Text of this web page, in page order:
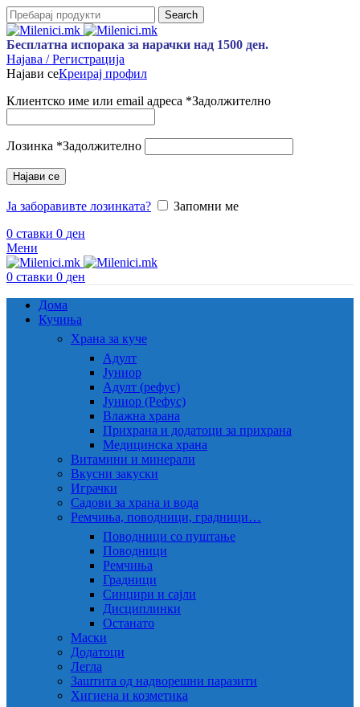
Search
Бесплатна испорака за нарачки над 1500 ден.
Најава / Регистрација
Најави сеКреирај профил
Клиентско име или email адреса *Задолжително
Лозинка *Задолжително
Најави се
Ја заборавивте лозинката?
Запомни ме
0 ставки 0 ден
Мени
0 ставки 0 ден
Дома
Кучиња
Храна за куче
Адулт
Јуниор
Адулт (рефус)
Јуниор (Рефус)
Влажна храна
Прихрана и додатоци за прихрана
Медицинска храна
Витамини и минерали
Вкусни закуски
Играчки
Садови за храна и вода
Ремчиња, поводници, градници…
Поводници со пуштање
Поводници
Ремчиња
Градници
Синџири и сајли
Дисциплинки
Останато
Маски
Додатоци
Легла
Заштита од надворешни паразити
Хигиена и козметика